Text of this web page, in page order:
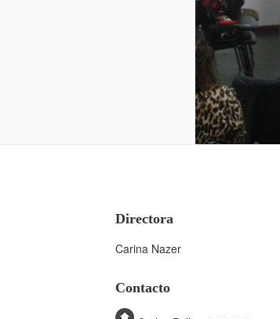
Directora
Carina Nazer
Contacto